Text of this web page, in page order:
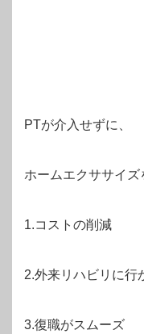
PTが介入せずに、
ホームエクササイズ
1.コストの削減
2.外来リハビリに行
3.復職がスムーズ